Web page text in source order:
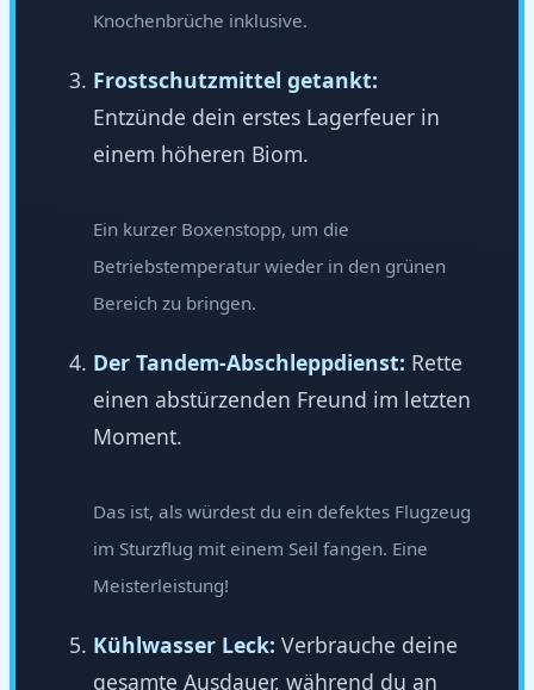
Knochenbrüche inklusive.
Frostschutzmittel getankt:
Entzünde dein erstes Lagerfeuer in
einem höheren Biom.
Ein kurzer Boxenstopp, um die
Betriebstemperatur wieder in den grünen
Bereich zu bringen.
Der Tandem-Abschleppdienst: Rette
einen abstürzenden Freund im letzten
Moment.
Das ist, als würdest du ein defektes Flugzeug
im Sturzflug mit einem Seil fangen. Eine
Meisterleistung!
Kühlwasser Leck: Verbrauche deine
gesamte Ausdauer, während du an